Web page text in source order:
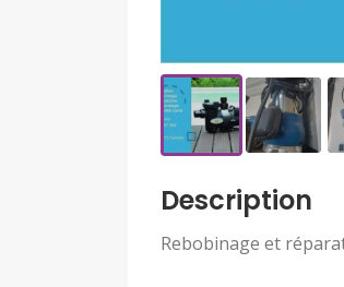
Description
Rebobinage et